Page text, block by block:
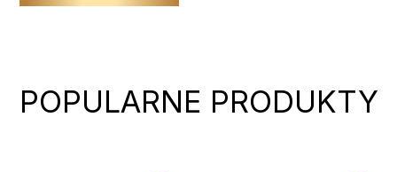
POPULARNE PRODUKTY